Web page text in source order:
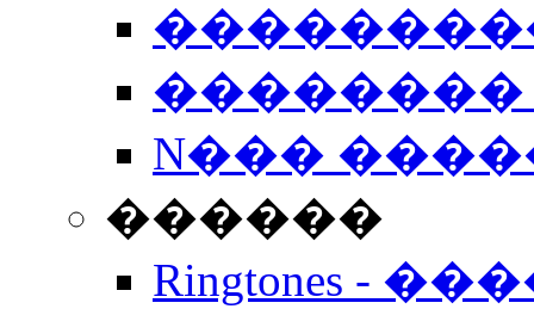
��������
N���
������
Ringtones -